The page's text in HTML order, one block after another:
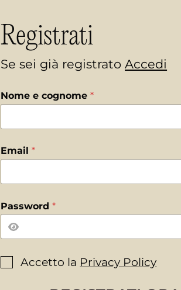
Registrati
Se sei già registratoAccedi
Nome e cognome*
Email*
*
e
o
i
c
Password*
r
Accetto la Privacy Policy